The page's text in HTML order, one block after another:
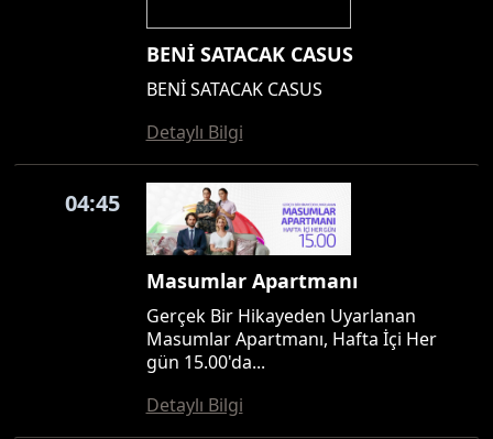
BENİ SATACAK CASUS
BENİ SATACAK CASUS
Detaylı Bilgi
04:45
Masumlar Apartmanı
Gerçek Bir Hikayeden Uyarlanan
Masumlar Apartmanı, Hafta İçi Her
gün 15.00'da...
Detaylı Bilgi